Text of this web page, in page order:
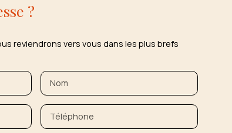
?
reviendrons vers vous dans les plus brefs
Nom
Téléphone